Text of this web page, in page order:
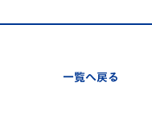
一覧へ戻る